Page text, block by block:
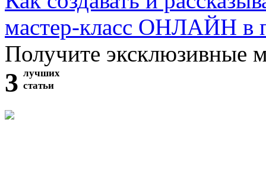
мастер-класс ОНЛАЙН в
Получите эксклюзивные
3 лучших
статьи